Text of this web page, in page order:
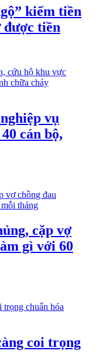
kiếm tiền
được tiền
vụ
cán bộ,
cặp vợ
gì với 60
coi trọng